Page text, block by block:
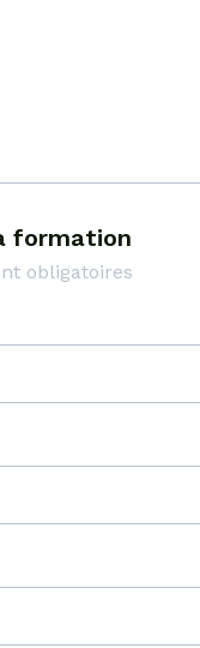
formation
obligatoires